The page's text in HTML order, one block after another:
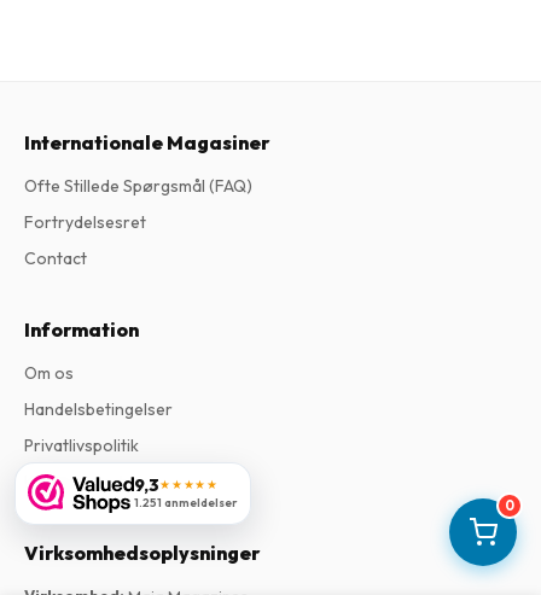
0
9,3★★★★★
1.251 anmeldelser
Internationale Magasiner
Ofte Stillede Spørgsmål (FAQ)
Fortrydelsesret
Contact
Information
Om os
Handelsbetingelser
Privatlivspolitik
Klageprocedure
Virksomhedsoplysninger